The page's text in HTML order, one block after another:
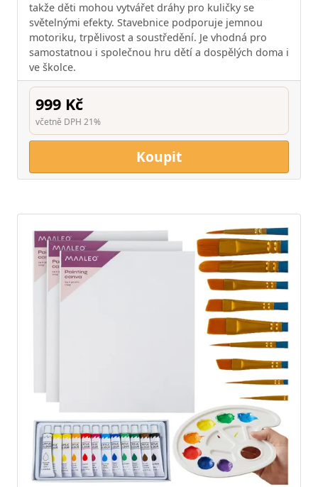
takže děti mohou vytvářet dráhy pro kuličky se
světelnými efekty. Stavebnice podporuje jemnou
motoriku, trpělivost a soustředění. Je vhodná pro
samostatnou i společnou hru dětí a dospělých doma i
ve školce.
999 Kč
včetně DPH 21%
Koupit